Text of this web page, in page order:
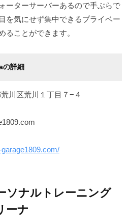
ーターサーバーあるので手ぶらで
を気にせず集中できるプライベー
ることができます。
詳細
川区荒川１丁目７−４
ソナルトレーニング
ーナ